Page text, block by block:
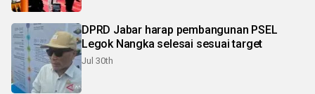
DPRD Jabar harap pembangunan PSEL
Legok Nangka selesai sesuai target
Jul 30th